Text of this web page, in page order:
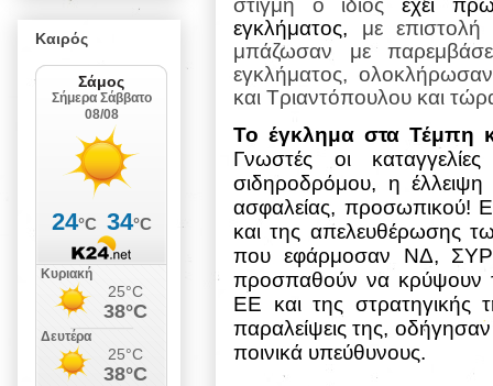
στιγμή ο ίδιος έχει
εγκλήματος, με
μπάζωσαν με
εγκλήματος,
και Τριαντόπουλου και
Το έγκλημα στα Τέμπη
Γνωστές οι
σιδηροδρόμου, η έλλειψη
ασφαλείας, προσωπικού!
και της απελευθέρωσης
που εφάρμοσαν ΝΔ,
προσπαθούν να κρύψουν
ΕΕ και της στρατηγικής
παραλείψεις της,
ποινικά υπεύθυνους.
Καιρός